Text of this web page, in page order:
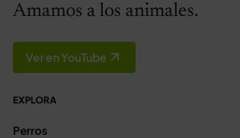
Amamos a los animales.
Ver en YouTube
EXPLORA
Perros